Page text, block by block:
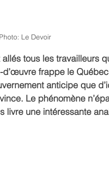
Photo: Le Devoir
tous les travailleurs
frappe le
anticipe que
Le phénomène
livre une intéressante